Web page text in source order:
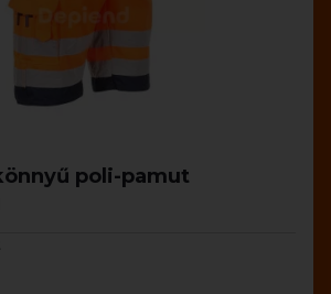
poli-pamut